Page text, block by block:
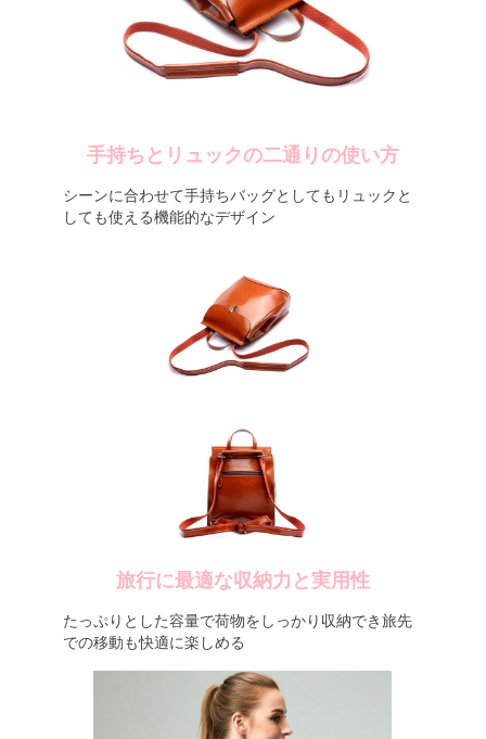
手持ちとリュックの二通りの使い方
シーンに合わせて手持ちバッグとしてもリュックと
しても使える機能的なデザイン
旅行に最適な収納力と実用性
たっぷりとした容量で荷物をしっかり収納でき旅先
での移動も快適に楽しめる